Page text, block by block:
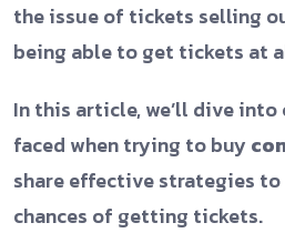
the issue of tickets selling
being able to get tickets at
In this article, we’ll dive into
faced when trying to buy
share effective strategies to
chances of getting tickets.